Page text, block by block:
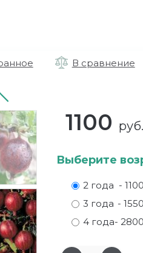
В сравнение
1100 руб.
Выберите
2 года -
3 года -
4 года-